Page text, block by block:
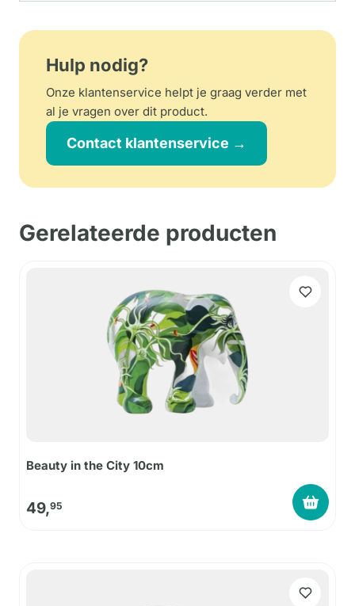
Hulp nodig?
Onze klantenservice helpt je graag verder met
al je vragen over dit product.
Contact klantenservice →
Gerelateerde producten
Beauty in the City 10cm
49,95